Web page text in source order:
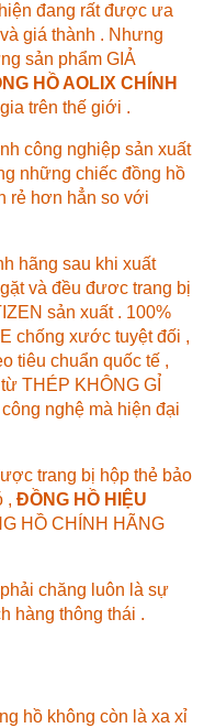
đang rất được ưa
giá thành . Nhưng
sản phẩm GIẢ
HỒ AOLIX CHÍNH
trên thế giới .
công nghiệp sản xuất
những chiếc đồng hồ
rẻ hơn hẳn so với
hãng sau khi xuất
và đều đươc trang bị
sản xuất . 100%
chống xước tuyệt đối ,
tiêu chuẩn quốc tế ,
THÉP KHÔNG GỈ
nghệ mà hiện đại
trang bị hộp thẻ bảo
, ĐỒNG HỒ HIỆU
HỒ CHÍNH HÃNG
chăng luôn là sự
hàng thông thái .
hồ không còn là xa xỉ